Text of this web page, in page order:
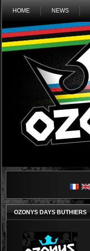
HOME NEWS
OZONYS DAYS BUTHIERS